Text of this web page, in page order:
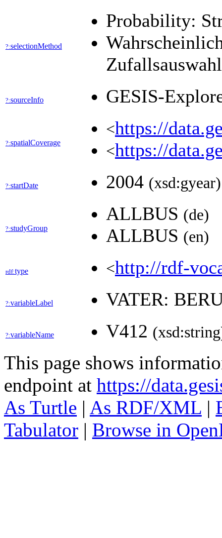
?:selectionMethod
Probability:
?:sourceInfo GESIS-
?:spatialCoverage
<https://
<https://
?:startDate 2004 (xsd:gyear)
?:studyGroup
ALLBUS (de)
ALLBUS (en)
rdf:type <http://rdf-
?:variableLabel VATER:
?:variableName V412
This page shows
endpoint at https://
As Turtle | As RDF/XML |
Tabulator | Browse in